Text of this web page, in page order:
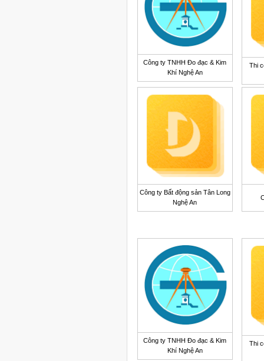
Công ty TNHH Đo đạc & Kim
Khí Nghệ An
Thi
Công ty Bất động sản Tân Long
Nghệ An
Công ty TNHH Đo đạc & Kim
Khí Nghệ An
Thi